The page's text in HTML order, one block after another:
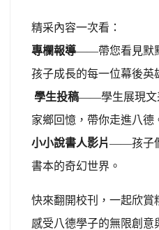
精采內容一次看：
專欄報導——帶您看見默
孩子成長的每一位幕後英
學生投稿——學生展現文
家鄉回憶，帶你走進八德
小小說書人影片——孩子
書本的奇幻世界。
快來翻開校刊，一起欣賞
感受八德學子的無限創意